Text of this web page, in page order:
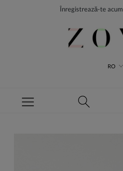
Înregistrează-te acum
RO